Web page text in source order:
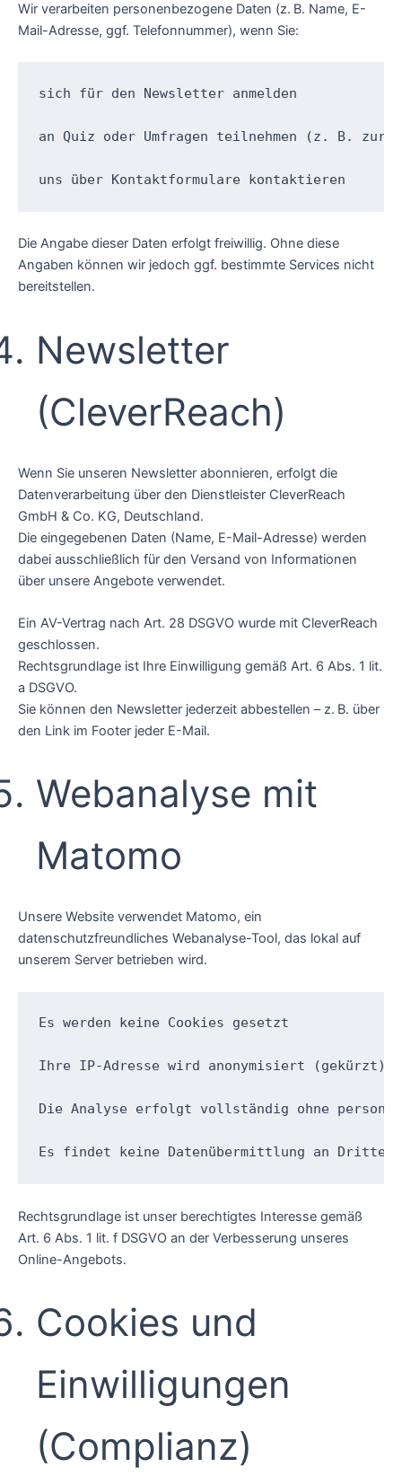
Wir verarbeiten personenbezogene Daten (z. B. Name, E-
Mail-Adresse, ggf. Telefonnummer), wenn Sie:
sich für den Newsletter anmelden
an Quiz oder Umfragen teilnehmen (z. B. zur
uns über Kontaktformulare kontaktieren
Die Angabe dieser Daten erfolgt freiwillig. Ohne diese
Angaben können wir jedoch ggf. bestimmte Services nicht
bereitstellen.
Newsletter
(CleverReach)
Wenn Sie unseren Newsletter abonnieren, erfolgt die
Datenverarbeitung über den Dienstleister CleverReach
GmbH & Co. KG, Deutschland.
Die eingegebenen Daten (Name, E-Mail-Adresse) werden
dabei ausschließlich für den Versand von Informationen
über unsere Angebote verwendet.
Ein AV-Vertrag nach Art. 28 DSGVO wurde mit CleverReach
geschlossen.
Rechtsgrundlage ist Ihre Einwilligung gemäß Art. 6 Abs. 1 lit.
a DSGVO.
Sie können den Newsletter jederzeit abbestellen – z. B. über
den Link im Footer jeder E-Mail.
Webanalyse mit
Matomo
Unsere Website verwendet Matomo, ein
datenschutzfreundliches Webanalyse-Tool, das lokal auf
unserem Server betrieben wird.
Es werden keine Cookies gesetzt
Ihre IP-Adresse wird anonymisiert (gekürzt)
Die Analyse erfolgt vollständig ohne
Es findet keine Datenübermittlung an Dritte
Rechtsgrundlage ist unser berechtigtes Interesse gemäß
Art. 6 Abs. 1 lit. f DSGVO an der Verbesserung unseres
Online-Angebots.
Cookies und
Einwilligungen
(Complianz)